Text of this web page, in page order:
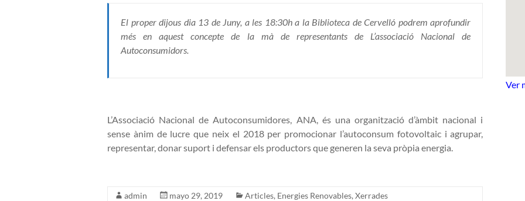
El proper dijous dia 13 de Juny, a les 18:30h a la Biblioteca de Cervelló podrem aprofundir
més en aquest concepte de la mà de representants de L’associació Nacional de
Autoconsumidors.
L’Associació Nacional de Autoconsumidores, ANA, és una organització d’àmbit nacional i
sense ànim de lucre que neix el 2018 per promocionar l’autoconsum fotovoltaic i agrupar,
representar, donar suport i defensar els productors que generen la seva pròpia energia.
admin mayo 29, 2019 Articles, Energies Renovables, Xerrades
Ver